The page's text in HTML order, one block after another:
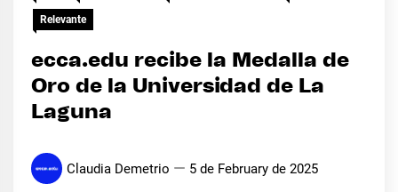
Relevante
ecca.edu recibe la Medalla de
Oro de la Universidad de La
Laguna
Claudia Demetrio 5 de February de 2025